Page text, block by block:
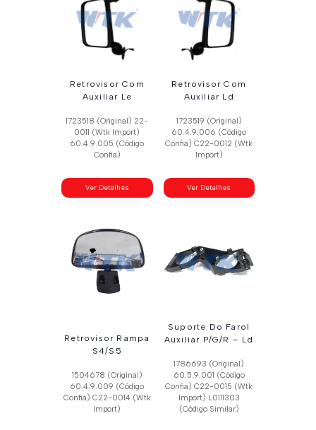
Retrovisor Com
Auxiliar Le
1723518 (Original) 22-
0011 (Wtk Import)
60.4.9.005 (Código
Confia)
Ver Detalhes
Retrovisor Com
Auxiliar Ld
1723519 (Original)
60.4.9.006 (Código
Confia) C22-0012 (Wtk
Import)
Ver Detalhes
Retrovisor Rampa
S4/S5
1504678 (Original)
60.4.9.009 (Código
Confia) C22-0014 (Wtk
Import)
Suporte Do Farol
Auxiliar P/G/R – Ld
1786693 (Original)
60.5.9.001 (Código
Confia) C22-0015 (Wtk
Import) L0111303
(Código Similar)